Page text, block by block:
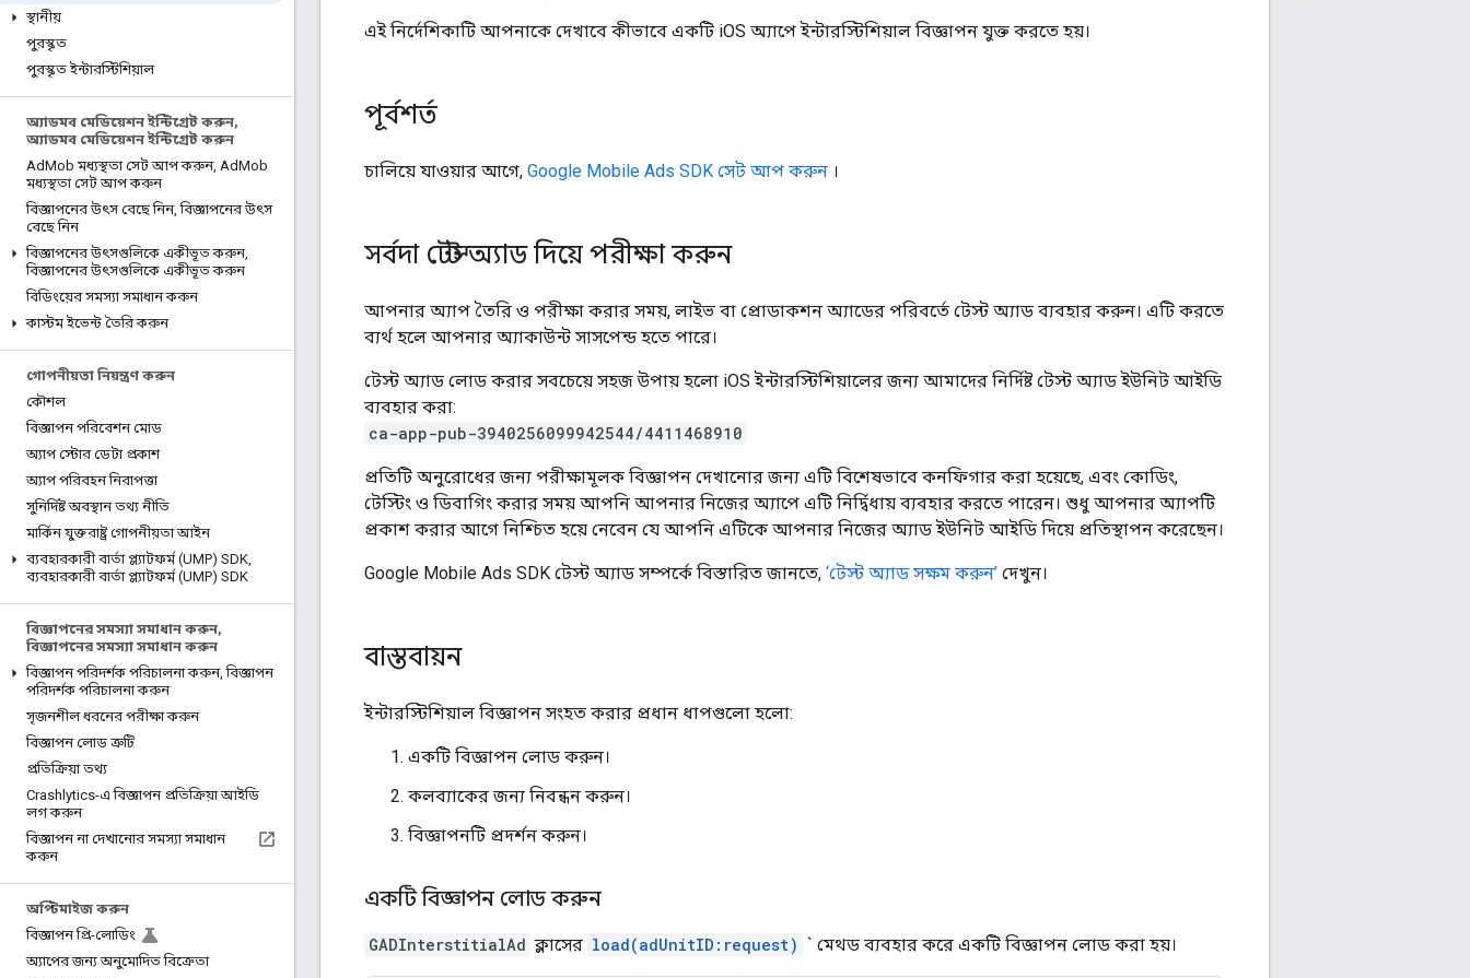
স্থানীয়
পুরস্কৃত
পুরস্কৃত ইন্টারস্টিশিয়াল
অ্যাডমব মেডিয়েশন ইন্টিগ্রেট করুন,
অ্যাডমব মেডিয়েশন ইন্টিগ্রেট করুন
AdMob মধ্যস্থতা সেট আপ করুন, AdMob
মধ্যস্থতা সেট আপ করুন
বিজ্ঞাপনের উৎস বেছে নিন, বিজ্ঞাপনের উৎস
বেছে নিন
বিজ্ঞাপনের উৎসগুলিকে একীভূত করুন,
বিজ্ঞাপনের উৎসগুলিকে একীভূত করুন
বিডিংয়ের সমস্যা সমাধান করুন
কাস্টম ইভেন্ট তৈরি করুন
গোপনীয়তা নিয়ন্ত্রণ করুন
কৌশল
বিজ্ঞাপন পরিবেশন মোড
অ্যাপ স্টোর ডেটা প্রকাশ
অ্যাপ পরিবহন নিরাপত্তা
সুনির্দিষ্ট অবস্থান তথ্য নীতি
মার্কিন যুক্তরাষ্ট্র গোপনীয়তা আইন
ব্যবহারকারী বার্তা প্ল্যাটফর্ম (UMP) SDK,
ব্যবহারকারী বার্তা প্ল্যাটফর্ম (UMP) SDK
বিজ্ঞাপনের সমস্যা সমাধান করুন,
বিজ্ঞাপনের সমস্যা সমাধান করুন
বিজ্ঞাপন পরিদর্শক পরিচালনা করুন, বিজ্ঞাপন
পরিদর্শক পরিচালনা করুন
সৃজনশীল ধরনের পরীক্ষা করুন
বিজ্ঞাপন লোড ত্রুটি
প্রতিক্রিয়া তথ্য
Crashlytics-এ বিজ্ঞাপন প্রতিক্রিয়া আইডি
লগ করুন
বিজ্ঞাপন না দেখানোর সমস্যা সমাধান
করুন
অপ্টিমাইজ করুন
বিজ্ঞাপন প্রি-লোডিং
অ্যাপের জন্য অনুমোদিত বিক্রেতা
এই নির্দেশিকাটি আপনাকে দেখাবে কীভাবে একটি iOS অ্যাপে ইন্টারস্টিশিয়াল বিজ্ঞাপন যুক্ত করতে হয়।
পূর্বশর্ত
চালিয়ে যাওয়ার আগে, Google Mobile Ads SDK সেট আপ করুন ।
সর্বদা টেস্ট অ্যাড দিয়ে পরীক্ষা করুন
আপনার অ্যাপ তৈরি ও পরীক্ষা করার সময়, লাইভ বা প্রোডাকশন অ্যাডের পরিবর্তে টেস্ট অ্যাড ব্যবহার করুন। এটি করতে
ব্যর্থ হলে আপনার অ্যাকাউন্ট সাসপেন্ড হতে পারে।
টেস্ট অ্যাড লোড করার সবচেয়ে সহজ উপায় হলো iOS ইন্টারস্টিশিয়ালের জন্য আমাদের নির্দিষ্ট টেস্ট অ্যাড ইউনিট আইডি
ব্যবহার করা:
ca-app-pub-3940256099942544/4411468910
প্রতিটি অনুরোধের জন্য পরীক্ষামূলক বিজ্ঞাপন দেখানোর জন্য এটি বিশেষভাবে কনফিগার করা হয়েছে, এবং কোডিং,
টেস্টিং ও ডিবাগিং করার সময় আপনি আপনার নিজের অ্যাপে এটি নির্দ্বিধায় ব্যবহার করতে পারেন। শুধু আপনার অ্যাপটি
প্রকাশ করার আগে নিশ্চিত হয়ে নেবেন যে আপনি এটিকে আপনার নিজের অ্যাড ইউনিট আইডি দিয়ে প্রতিস্থাপন করেছেন।
Google Mobile Ads SDK টেস্ট অ্যাড সম্পর্কে বিস্তারিত জানতে, ‘টেস্ট অ্যাড সক্ষম করুন’ দেখুন।
বাস্তবায়ন
ইন্টারস্টিশিয়াল বিজ্ঞাপন সংহত করার প্রধান ধাপগুলো হলো:
একটি বিজ্ঞাপন লোড করুন।
কলব্যাকের জন্য নিবন্ধন করুন।
বিজ্ঞাপনটি প্রদর্শন করুন।
একটি বিজ্ঞাপন লোড করুন
GADInterstitialAd ক্লাসের load(adUnitID:request) ` মেথড ব্যবহার করে একটি বিজ্ঞাপন লোড করা হয়।